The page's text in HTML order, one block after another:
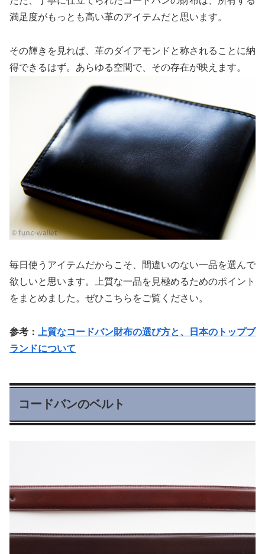
満足度がもっとも高い革のアイテムだと思います。
その輝きを見れば、革のダイアモンドと称されることに納
得できるはず。あらゆる空間で、その存在が映えます。
毎日使うアイテムだからこそ、間違いのない一品を選んで
欲しいと思います。上質な一品を見極めるためのポイント
をまとめました。ぜひこちらをご覧ください。
参考：
上質なコードバン財布の選び方と、日本のトップブ
ランドについて
コードバンのベルト